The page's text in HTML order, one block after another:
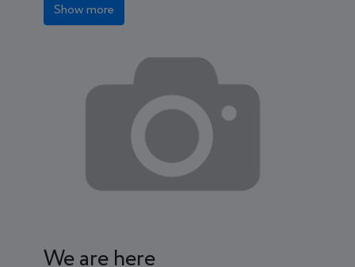
Show more
We are here